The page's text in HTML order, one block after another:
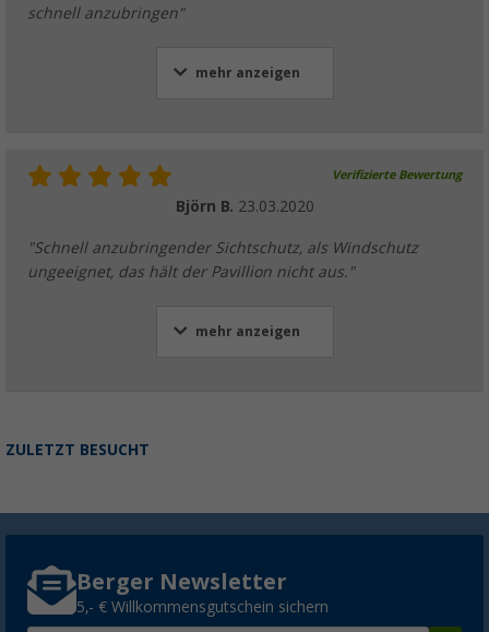
schnell anzubringen"
mehr anzeigen
Verifizierte Bewertung
Björn B. 23.03.2020
"Schnell anzubringender Sichtschutz, als Windschutz
ungeeignet, das hält der Pavillion nicht aus."
mehr anzeigen
ZULETZT BESUCHT
Berger Newsletter
5,- € Willkommensgutschein sichern